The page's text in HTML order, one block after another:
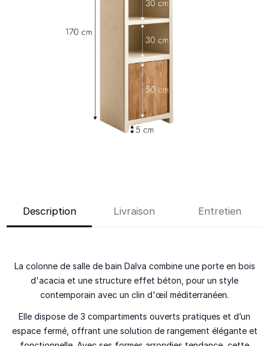
Description Livraison Entretien
La colonne de salle de bain Dalva combine une porte en bois
d'acacia et une structure effet béton, pour un style
contemporain avec un clin d'œil méditerranéen.
Elle dispose de 3 compartiments ouverts pratiques et d’un
espace fermé, offrant une solution de rangement élégante et